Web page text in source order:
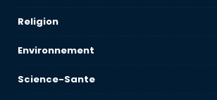
Religion
Environnement
Science-Sante